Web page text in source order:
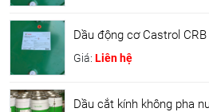
Dầu động cơ Castrol
Giá: Liên hệ
Dầu cắt kính không pha